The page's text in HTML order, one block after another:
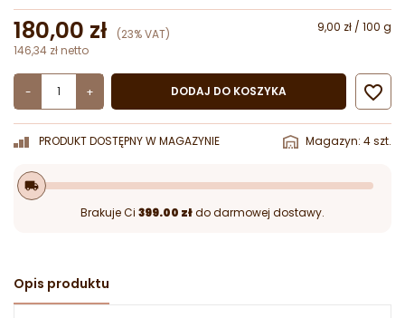
180,00 zł (23% VAT)
9,00 zł / 100 g
146,34 zł netto
- + DODAJ DO KOSZYKA 
PRODUKT DOSTĘPNY W MAGAZYNIE Magazyn: 4 szt.
local_shipping
Brakuje Ci 399.00 złdo darmowej dostawy.
Opis produktu